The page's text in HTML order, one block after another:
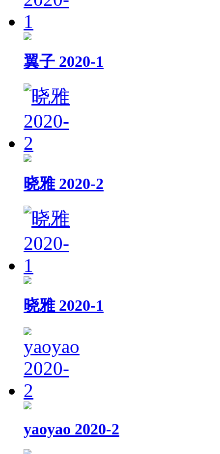
翼子 2020-1
晓雅 2020-2
晓雅 2020-1
yaoyao 2020-2